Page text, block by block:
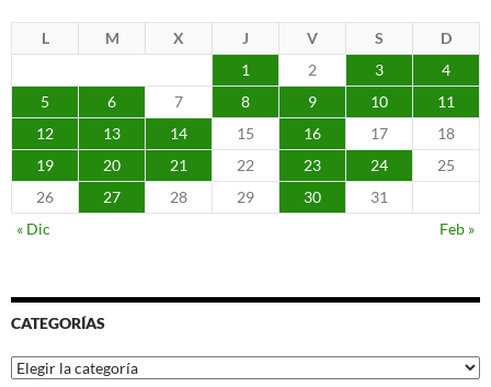
L M X J V S
D
1
2 3
4
5
6 7 8 9 10
11
12
13 14 15 16 17
18
19
20 21 22 23 24
25
26
27 28 29 30
31
« Dic
Feb »
CATEGORÍAS
Categorías